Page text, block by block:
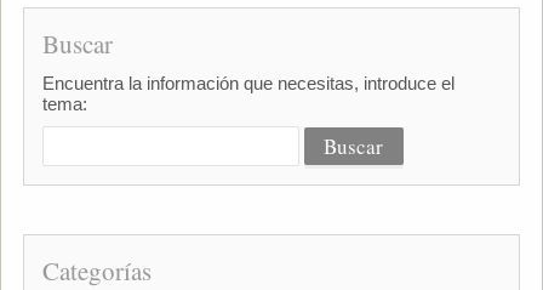
Buscar
Encuentra la información que necesitas, introduce el
tema:
Categorías